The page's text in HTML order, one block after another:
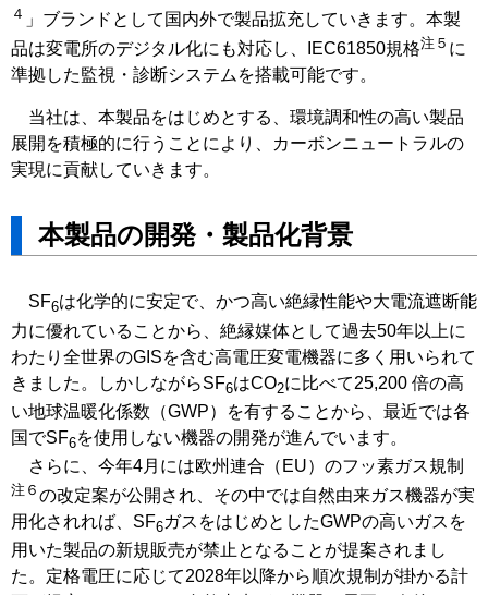
４ 」ブランドとして国内外で製品拡充していきます。本製
品は変電所のデジタル化にも対応し、IEC61850規格注５ に
準拠した監視・診断システムを搭載可能です。
当社は、本製品をはじめとする、環境調和性の高い製品
展開を積極的に行うことにより、カーボンニュートラルの
実現に貢献していきます。
本製品の開発・製品化背景
SF6は化学的に安定で、かつ高い絶縁性能や大電流遮断能
力に優れていることから、絶縁媒体として過去50年以上に
わたり全世界のGISを含む高電圧変電機器に多く用いられて
きました。しかしながらSF6はCO2に比べて25,200 倍の高
い地球温暖化係数（GWP）を有することから、最近では各
国でSF6を使用しない機器の開発が進んでいます。
さらに、今年4月には欧州連合（EU）のフッ素ガス規制
注６ の改定案が公開され、その中では自然由来ガス機器が実
用化されれば、SF6ガスをはじめとしたGWPの高いガスを
用いた製品の新規販売が禁止となることが提案されまし
た。定格電圧に応じて2028年以降から順次規制が掛かる計